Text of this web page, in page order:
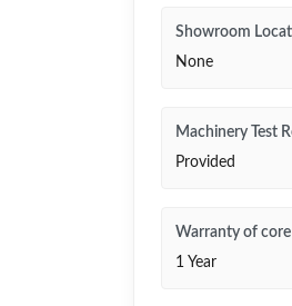
Showroom
None
Machinery Test
Provided
Warranty of
1 Year